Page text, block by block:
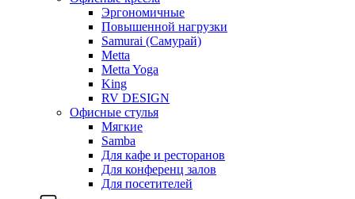
Эргономичные
Повышенной нагрузки
Samurai (Самурай)
Metta
Metta Yoga
King
RV DESIGN
Офисные стулья
Мягкие
Samba
Для кафе и ресторанов
Для конференц залов
Для посетителей